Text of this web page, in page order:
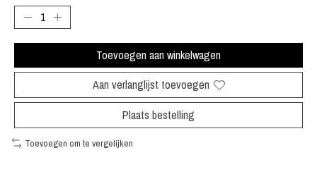
Toevoegen aan winkelwagen
Aan verlanglijst toevoegen
Plaats bestelling
Toevoegen om te vergelijken